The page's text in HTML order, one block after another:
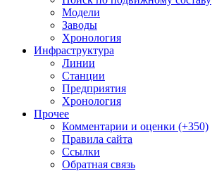
Модели
Заводы
Хронология
Инфраструктура
Линии
Станции
Предприятия
Хронология
Прочее
Комментарии и оценки (+350)
Правила сайта
Ссылки
Обратная связь